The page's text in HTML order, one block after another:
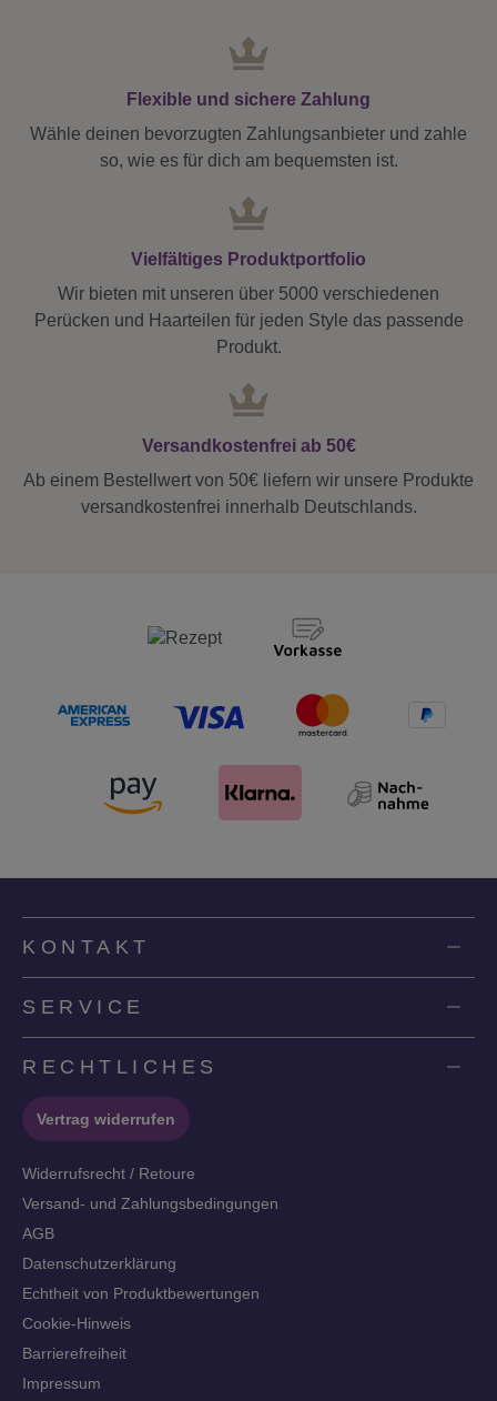
Flexible und sichere Zahlung
Wähle deinen bevorzugten Zahlungsanbieter und zahle
so, wie es für dich am bequemsten ist.
Vielfältiges Produktportfolio
Wir bieten mit unseren über 5000 verschiedenen
Perücken und Haarteilen für jeden Style das passende
Produkt.
Versandkostenfrei ab 50€
Ab einem Bestellwert von 50€ liefern wir unsere Produkte
versandkostenfrei innerhalb Deutschlands.
KONTAKT
SERVICE
RECHTLICHES
Vertrag widerrufen
Widerrufsrecht / Retoure
Versand- und Zahlungsbedingungen
AGB
Datenschutzerklärung
Echtheit von Produktbewertungen
Cookie-Hinweis
Barrierefreiheit
Impressum